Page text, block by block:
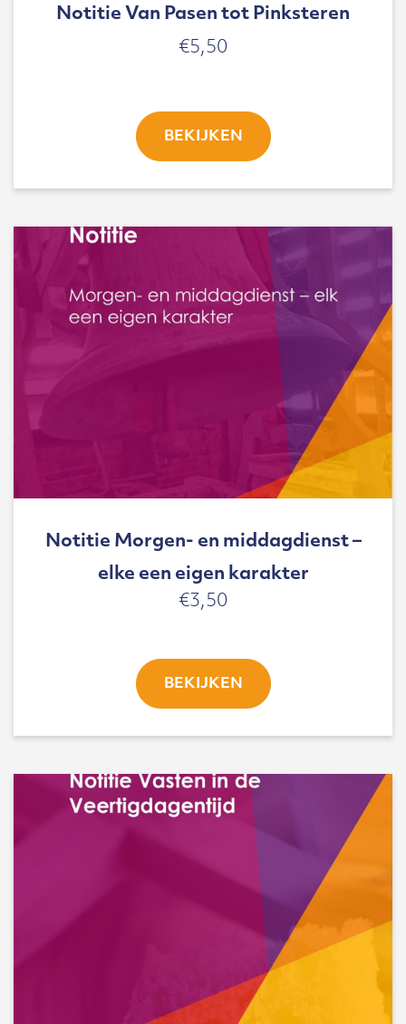
Notitie Van Pasen tot Pinksteren
€5,50
BEKIJKEN
Notitie Morgen- en middagdienst –
elke een eigen karakter
€3,50
BEKIJKEN